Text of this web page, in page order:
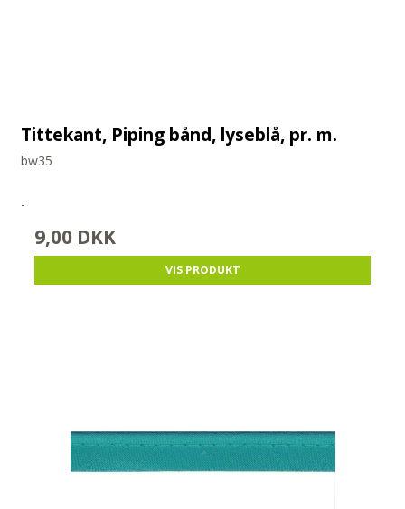
Tittekant, Piping bånd, lyseblå, pr. m.
bw35
-
9,00 DKK
VIS PRODUKT